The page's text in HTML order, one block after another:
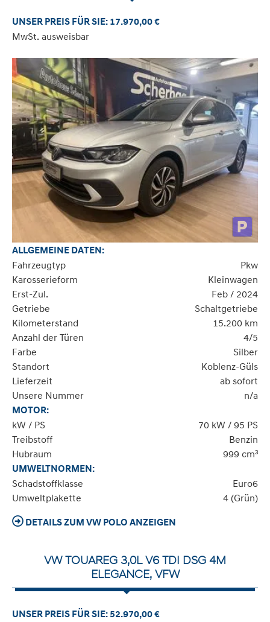
UNSER PREIS FÜR SIE: 17.970,00 €
MwSt. ausweisbar
ALLGEMEINE DATEN:
Fahrzeugtyp
Pkw
Karosserieform
Kleinwagen
Erst-Zul.
Feb / 2024
Getriebe
Schaltgetriebe
Kilometerstand
15.200 km
Anzahl der Türen
4/5
Farbe
Silber
Standort
Koblenz-Güls
Lieferzeit
ab sofort
Unsere Nummer
n/a
MOTOR:
kW / PS
70 kW / 95 PS
Treibstoff
Benzin
Hubraum
999 cm³
UMWELTNORMEN:
Schadstoffklasse
Euro6
Umweltplakette
4 (Grün)
DETAILS ZUM VW POLO ANZEIGEN
VW TOUAREG 3,0L V6 TDI DSG 4M
ELEGANCE, VFW
UNSER PREIS FÜR SIE: 52.970,00 €